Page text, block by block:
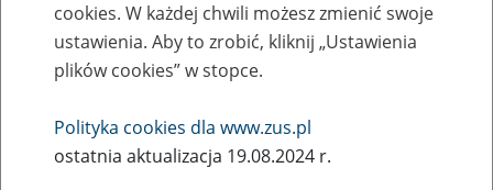
Nowa aplikacja mobilna ZUS dla
przedsiębiorców
14
kwietnia
2026
cookies. W każdej chwili możesz zmienić swoje
ustawienia. Aby to zrobić, kliknij „Ustawienia
plików cookies” w stopce.
Polityka cookies dla www.zus.pl
ostatnia aktualizacja 19.08.2024 r.